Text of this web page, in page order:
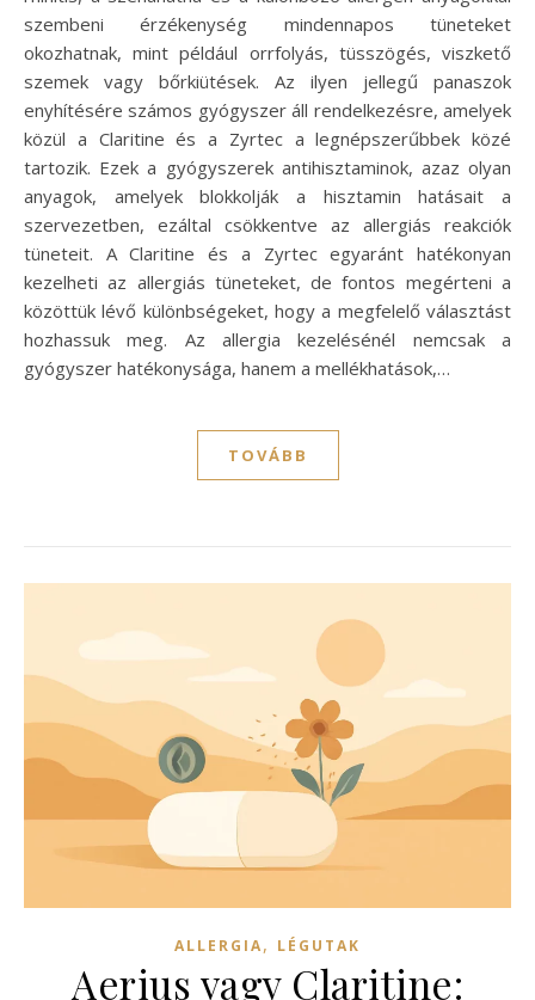
szembeni érzékenység mindennapos tüneteket
okozhatnak, mint például orrfolyás, tüsszögés, viszkető
szemek vagy bőrkiütések. Az ilyen jellegű panaszok
enyhítésére számos gyógyszer áll rendelkezésre, amelyek
közül a Claritine és a Zyrtec a legnépszerűbbek közé
tartozik. Ezek a gyógyszerek antihisztaminok, azaz olyan
anyagok, amelyek blokkolják a hisztamin hatásait a
szervezetben, ezáltal csökkentve az allergiás reakciók
tüneteit. A Claritine és a Zyrtec egyaránt hatékonyan
kezelheti az allergiás tüneteket, de fontos megérteni a
közöttük lévő különbségeket, hogy a megfelelő választást
hozhassuk meg. Az allergia kezelésénél nemcsak a
gyógyszer hatékonysága, hanem a mellékhatások,…
TOVÁBB
ALLERGIA, LÉGUTAK
Aerius vagy Claritine: